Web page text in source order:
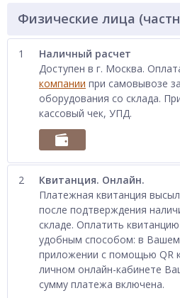
Физические лица
1
Наличный расчет
Доступен в г. Москва.
компании при самовывозе
оборудования со склада.
кассовый чек, УПД.
2
Квитанция. Онлайн.
Платежная квитанция
после подтверждения
складе. Оплатить
удобным способом: в
приложении с помощью QR
личном онлайн-кабинете
сумму платежа включена.